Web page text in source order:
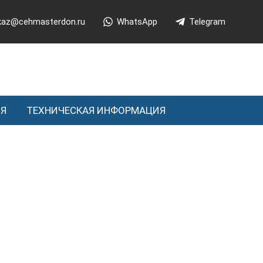
WhatsApp Telegram
ТЕХНИЧЕСКАЯ ИНФОРМАЦИЯ